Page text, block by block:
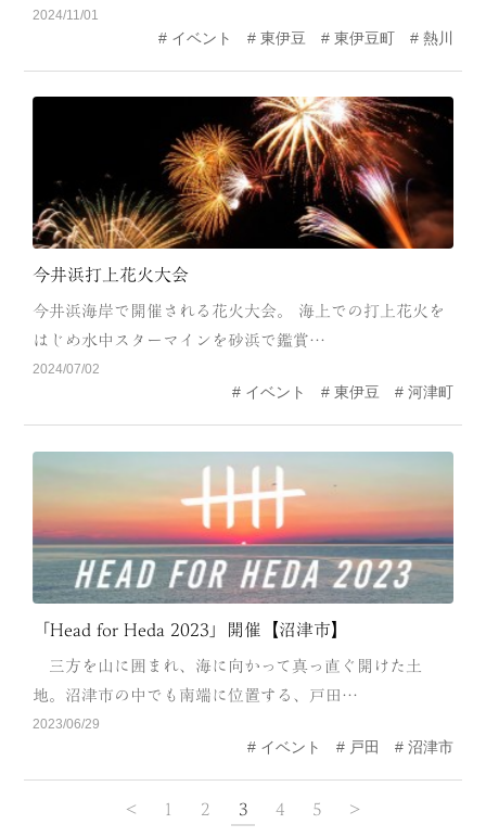
2024/11/01
イベント 東伊豆 東伊豆町 熱川
今井浜打上花火大会
今井浜海岸で開催される花火大会。 海上での打上花火を
はじめ水中スターマインを砂浜で鑑賞…
2024/07/02
イベント 東伊豆 河津町
「Head for Heda 2023」開催【沼津市】
三方を山に囲まれ、海に向かって真っ直ぐ開けた土
地。沼津市の中でも南端に位置する、戸田…
2023/06/29
イベント 戸田 沼津市
< 1 2 3 4 5 >